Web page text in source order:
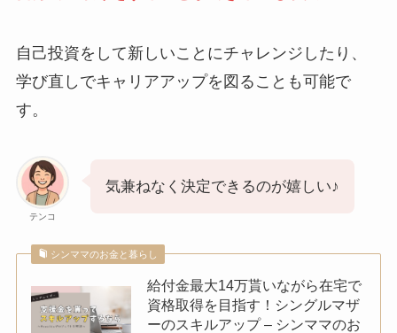
自己投資をして新しいことにチャレンジしたり、
学び直しでキャリアアップを図ることも可能で
す。
テンコ
気兼ねなく決定できるのが嬉しい♪
シンママのお金と暮らし
給付金最大14万貰いながら在宅で
資格取得を目指す！シングルマザ
ーのスキルアップ – シンママのお